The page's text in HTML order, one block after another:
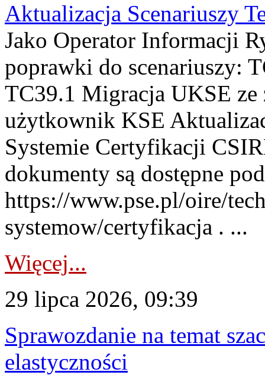
Aktualizacja Scenariuszy
Jako Operator Informacji
poprawki do scenariuszy:
TC39.1 Migracja UKSE
użytkownik KSE
Systemie Certyfikacji
dokumenty są dostępne
https://www.pse.pl/oire/
systemow/certyfikacja . ...
Więcej...
29 lipca 2026, 09:39
Sprawozdanie na temat
elastyczności